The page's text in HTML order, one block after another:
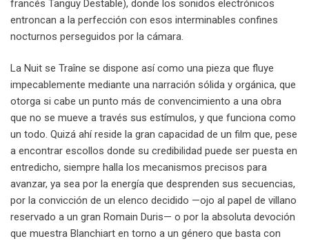
francés Tanguy Destable), donde los sonidos electrónicos
entroncan a la perfección con esos interminables confines
nocturnos perseguidos por la cámara.
La Nuit se Traîne se dispone así como una pieza que fluye
impecablemente mediante una narración sólida y orgánica, que
otorga si cabe un punto más de convencimiento a una obra
que no se mueve a través sus estímulos, y que funciona como
un todo. Quizá ahí reside la gran capacidad de un film que, pese
a encontrar escollos donde su credibilidad puede ser puesta en
entredicho, siempre halla los mecanismos precisos para
avanzar, ya sea por la energía que desprenden sus secuencias,
por la convicción de un elenco decidido —ojo al papel de villano
reservado a un gran Romain Duris— o por la absoluta devoción
que muestra Blanchiart en torno a un género que basta con